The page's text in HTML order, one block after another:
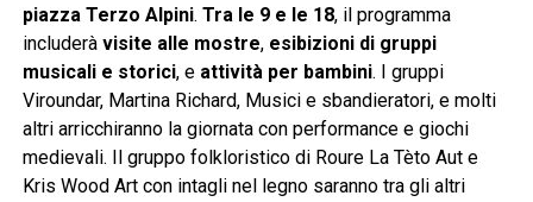
piazza Terzo Alpini. Tra le 9 e le 18, il programma
includerà visite alle mostre, esibizioni di gruppi
musicali e storici, e attività per bambini. I gruppi
Viroundar, Martina Richard, Musici e sbandieratori, e molti
altri arricchiranno la giornata con performance e giochi
medievali. Il gruppo folkloristico di Roure La Tèto Aut e
Kris Wood Art con intagli nel legno saranno tra gli altri